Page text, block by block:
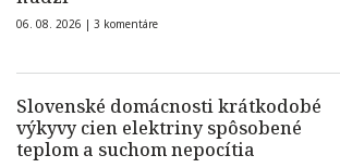
06. 08. 2026 | 3 komentáre
Slovenské domácnosti krátkodobé
výkyvy cien elektriny spôsobené
teplom a suchom nepocítia